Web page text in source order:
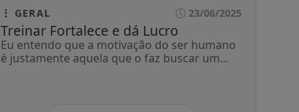
GERAL 23/06/2025
Treinar Fortalece e dá Lucro
Eu entendo que a motivação do ser humano
é justamente aquela que o faz buscar um...